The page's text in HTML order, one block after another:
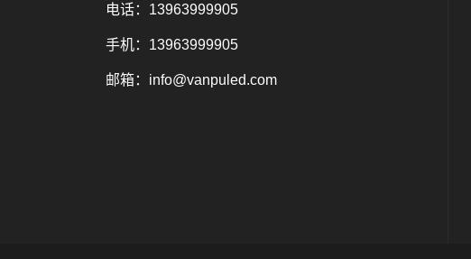
电话： 13963999905
手机： 13963999905
邮箱： info@vanpuled.com